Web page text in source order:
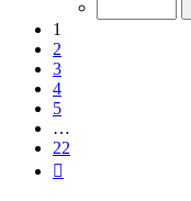
1
2
3
4
5
…
22